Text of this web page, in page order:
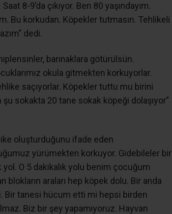
8-9’da çıkıyor. Ben 80 yaşındayım.
Bu korkudan. Köpekler tutmasın. Tehlikeli
dedi.
barınaklara götürülsün.
okula gitmekten korkuyorlar.
saçıyorlar. Köpekler tuttu mu birini
şu sokakta 20 tane sokak köpeği dolaşıyor”
oluşturduğunu ifade eden
yürümekten korkuyor. Gidebileler bir
O 5 dakikalık yolu benim çocuğum
blokların araları hep köpek dolu. Bir anda
Bir tanesi hücum etti mi hepsi birden
Biz bir şey yapamıyoruz. Hayvan